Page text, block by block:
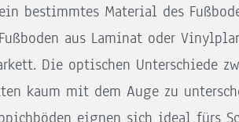
bestimmtes Material des
aus Laminat oder
Die optischen Unterschiede
kaum mit dem Auge zu